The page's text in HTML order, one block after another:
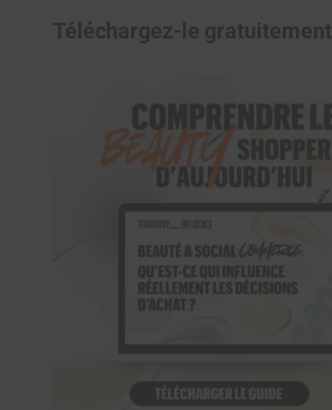
Téléchargez-le gratuitement